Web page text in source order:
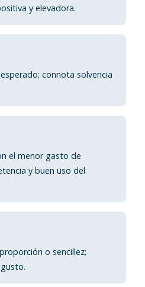
y elevadora.
connota solvencia
el menor gasto de
y buen uso del
o sencillez;